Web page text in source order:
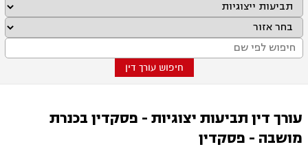
חיפוש עורך דין
עורך דין תביעות יצוגיות - פסקדין בכנרת
מושבה - פסקדין